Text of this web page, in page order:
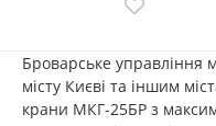
Броварське управління
місту Києві та іншим
крани МКГ-25БР з